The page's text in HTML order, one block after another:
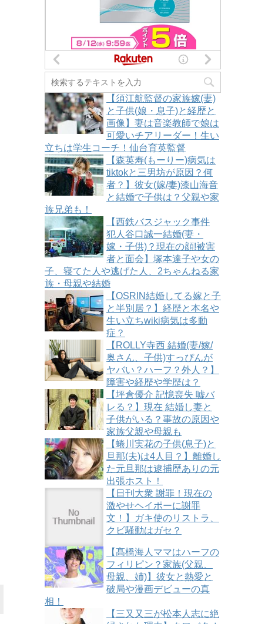
【須江航監督の家族嫁(妻)
と子供(娘・息子)と経歴と
画像】妻は音楽教師で娘は
可愛いチアリーダー！生い
立ちは学生コーチ！仙台育英監督
【森英寿(もーりー)病気は
tiktokと三男坊が原因？何
者？】彼女(嫁/妻)漆山海音
と結婚で子供は？父親や家
族兄弟も！
【西鉄バスジャック事件
犯人谷口誠一結婚(妻・
嫁・子供)？現在の顔!被害
者と面会】塚本達子や女の
子、寝てた人や逃げた人、2ちゃんねる家
族・母親や結婚
【OSRIN結婚してる嫁と子
と半別居？】経歴と本名や
生い立ちwiki病気は多動
症？
【ROLLY寺西 結婚(妻/嫁/
奥さん、子供)すっぴんが
ヤバい？ハーフ？外人？】
障害や経歴や学歴は？
【坪倉優介 記憶喪失 嘘バ
レる？】現在 結婚し妻と
子供がいる？事故の原因や
家族父親や母親も
【蜷川実花の子供(息子)と
旦那(夫)は4人目？】離婚し
た元旦那は逮捕歴ありの元
出張ホスト！
【日刊大衆 謝罪！現在の
激やせヘイポーに謝罪
文！】ガキ使のリストラ、
クビ騒動はガセ？
【髙橋海人ママはハーフの
フィリピン？家族(父親、
母親、姉)】彼女と熱愛と
破局や漫画デビューの真
相！
【三又又三が松本人志に絶